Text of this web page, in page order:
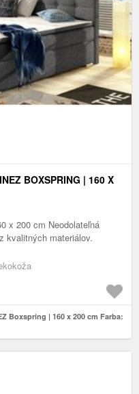
BOXSPRING | 160 X
x 200 cm Neodolateľná
kvalitných materiálov.
Boxspring | 160 x 200 cm Farba: